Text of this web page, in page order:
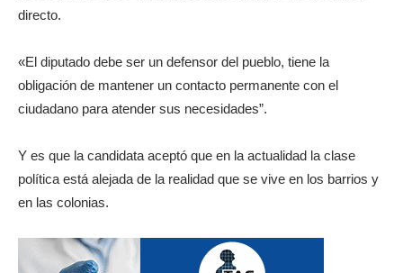
directo.
«El diputado debe ser un defensor del pueblo, tiene la
obligación de mantener un contacto permanente con el
ciudadano para atender sus necesidades”.
Y es que la candidata aceptó que en la actualidad la clase
política está alejada de la realidad que se vive en los barrios y
en las colonias.